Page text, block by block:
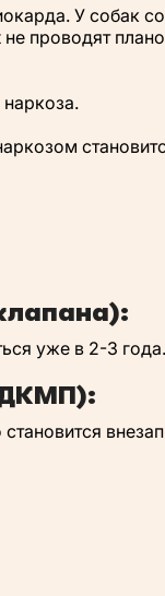
У собак
проводят
уже в 2-3